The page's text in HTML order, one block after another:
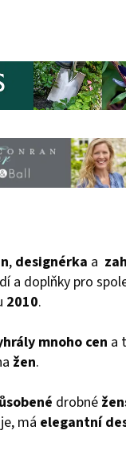
, designérka a
a doplňky pro
2010.
mnoho cen a
žen.
drobné
má elegantní